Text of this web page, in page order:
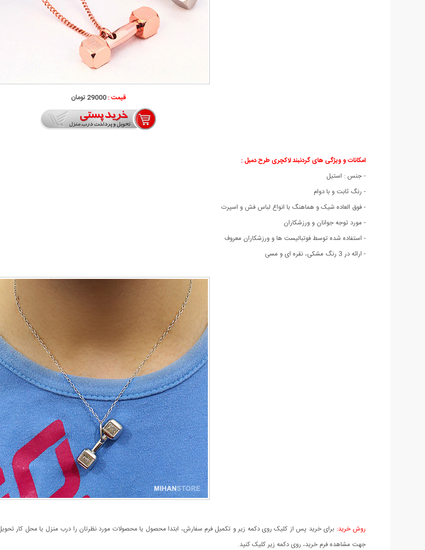
قیمت :29000 تومان
امکانات و ویژگی های گردنبند لاکچری طرح دمبل :
- جنس : استیل
- رنگ ثابت و با دوام
- فوق العاده شیک و هماهنگ با انواع لباس فش و اسپرت
- مورد توجه جوانان و ورزشکاران
- استفاده شده توسط فوتبالیست ها و ورزشکاران معروف
- ارائه در 3 رنگ مشکی، نقره ای و مسی
روش خرید: برای خرید پس از کلیک روی دکمه زیر و تکمیل فرم سفارش، ابتدا محصول یا محصولات مورد نظرتان را درب منزل یا محل کار
جهت مشاهده فرم خرید، روی دکمه زیر کلیک کنید.